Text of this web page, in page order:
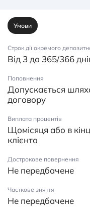
Умови
Строк дії окремого
Від 3 до 365/366
Поповнення
Допускається
договору
Виплата процентів
Щомісяця або в
клієнта
Дострокове повернення
Не передбачене
Часткове зняття
Не передбачене